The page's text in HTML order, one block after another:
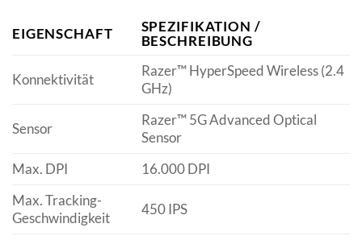
EIGENSCHAFT
SPEZIFIKATION /
BESCHREIBUNG
Konnektivität
Razer™ HyperSpeed Wireless (2.4
GHz)
Sensor
Razer™ 5G Advanced Optical
Sensor
Max. DPI
16.000 DPI
Max. Tracking-
Geschwindigkeit
450 IPS